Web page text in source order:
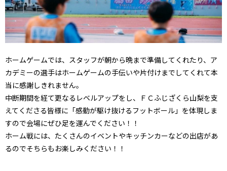
ホームゲームでは、スタッフが朝から晩まで準備してくれたり、ア
カデミーの選手はホームゲームの手伝いや片付けまでしてくれて本
当に感謝しきれません。
中断期間を経て更なるレベルアップをし、ＦＣふじざくら山梨を支
えてくださる皆様に「感動が駆け抜けるフットボール」を体現しま
すので会場にぜひ足を運んでください！！
ホーム戦には、たくさんのイベントやキッチンカーなどの出店があ
るのでそちらもお楽しみください！！